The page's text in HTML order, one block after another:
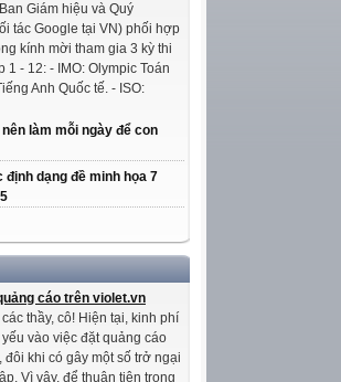
Giám hiệu và Quý
tác Google tại VN) phối hợp
kính mời tham gia 3 kỳ thi
- 12: - IMO: Olympic Toán
Anh Quốc tế. - ISO:
làm mỗi ngày để con
định dạng đề minh họa 7
cáo trên violet.vn
thầy, cô! Hiện tại, kinh phí
vào việc đặt quảng cáo
khi có gây một số trở ngại
Vì vậy, để thuận tiện trong